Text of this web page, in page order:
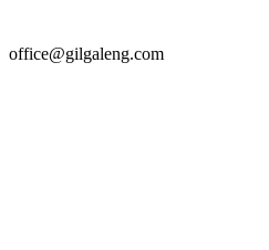
office@gilgaleng.com